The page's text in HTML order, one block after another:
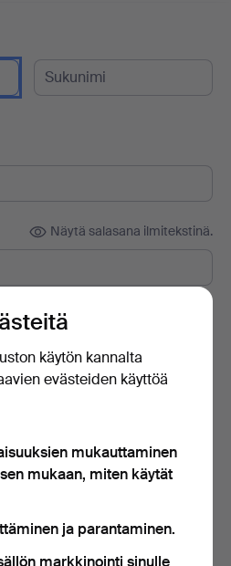
Näytä salasana ilmitekstinä.
uutiskirje.
mielesi, voit helposti
lukeneeni
Luo tili
käytön kannalta
evästeiden käyttöä
mukauttaminen
mukaan, miten käytät
ja parantaminen.
markkinointi sinulle